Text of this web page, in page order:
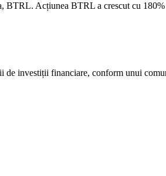
BTRL. Acțiunea BTRL a crescut cu
investiții financiare, conform unui